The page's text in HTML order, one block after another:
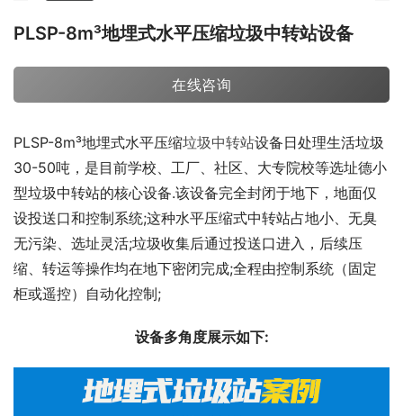
PLSP-8m³地埋式水平压缩垃圾中转站设备
在线咨询
PLSP-8m³地埋式水平压缩垃圾中转站设备日处理生活垃圾
30-50吨，是目前学校、工厂、社区、大专院校等选址德小
型垃圾中转站的核心设备.该设备完全封闭于地下，地面仅
设投送口和控制系统;这种水平压缩式中转站占地小、无臭
无污染、选址灵活;垃圾收集后通过投送口进入，后续压
缩、转运等操作均在地下密闭完成;全程由控制系统（固定
柜或遥控）自动化控制;
设备多角度展示如下: